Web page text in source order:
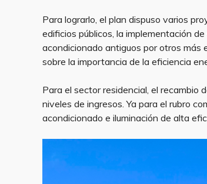
Para lograrlo, el plan dispuso varios
edificios públicos, la implementación
acondicionado antiguos por otros más
sobre la importancia de la eficiencia
Para el sector residencial, el recambio
niveles de ingresos. Ya para el rubro
acondicionado e iluminación de alta